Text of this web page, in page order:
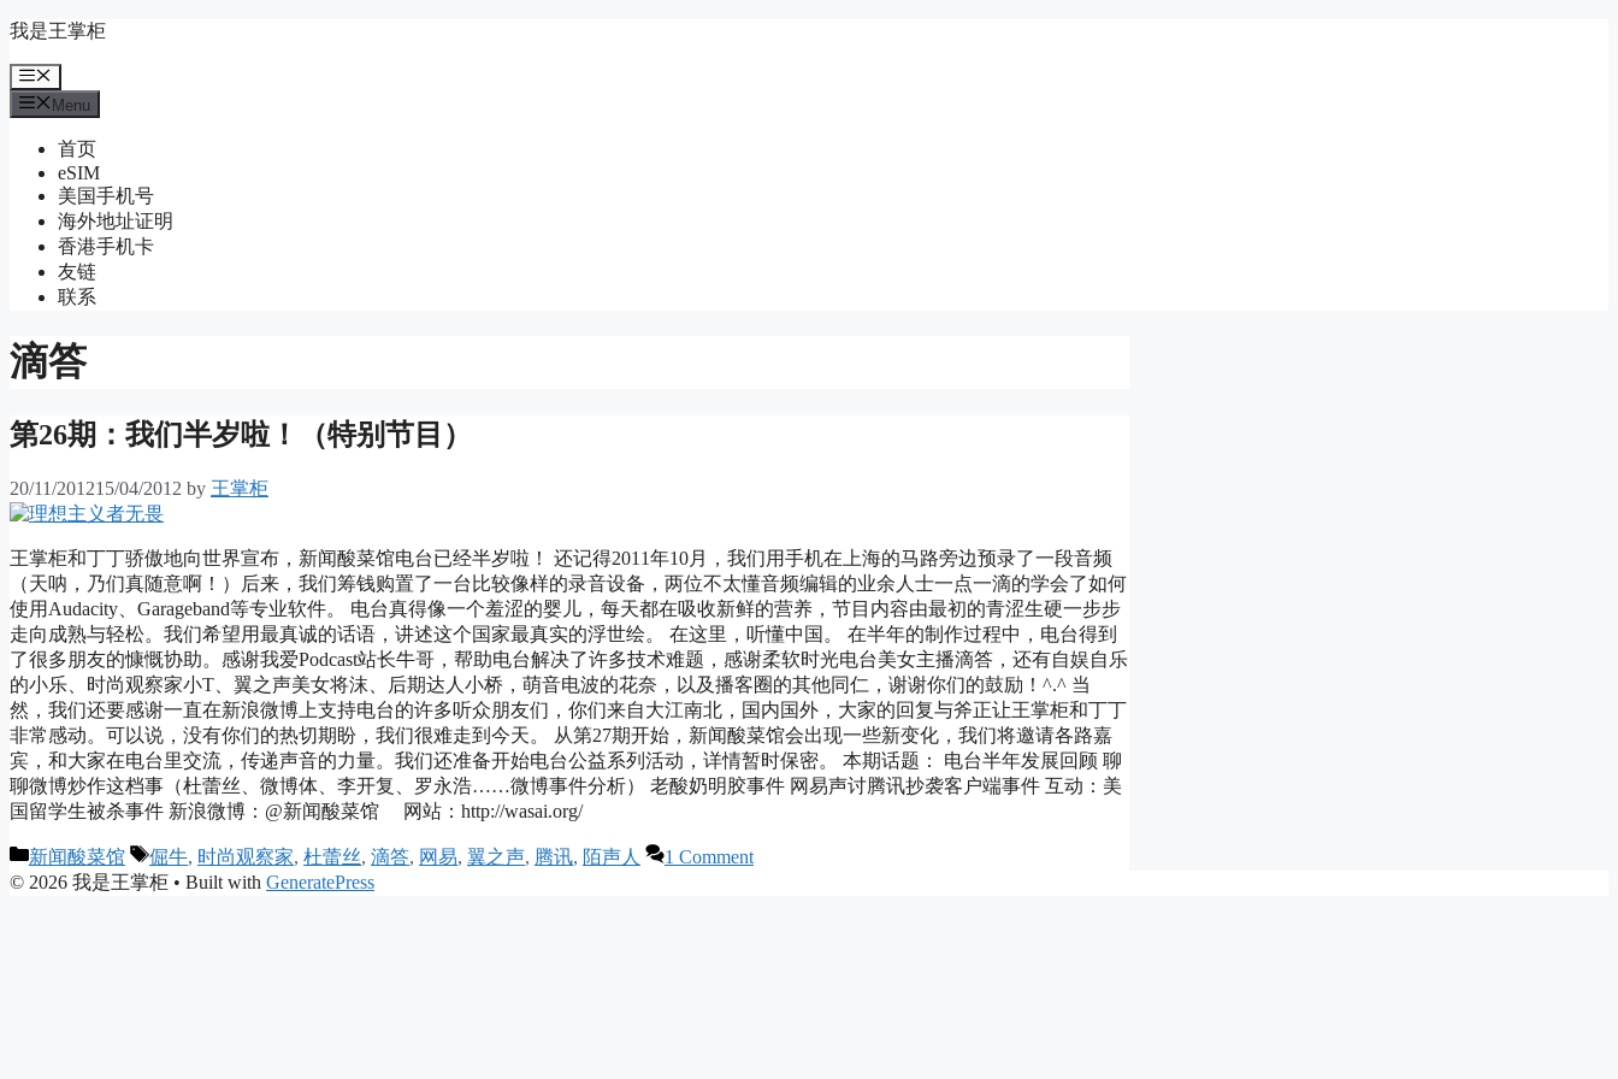
Skip
content
我是王掌柜
Menu
Menu
首页
eSIM
美国手机号
海外地址证明
香港手机卡
友链
联系
滴答
第26期：我们半岁啦！（特别节目）
20/11/201215/04/2012 by 王掌柜
王掌柜和丁丁骄傲地向世界宣布，新闻酸菜馆电台已经半岁啦！ 还记得2011年10月，我们用手机在上海的马路旁边预录了一段音频
（天呐，乃们真随意啊！）后来，我们筹钱购置了一台比较像样的录音设备，两位不太懂音频编辑的业余人士一点一滴的学会了如何
使用Audacity、Garageband等专业软件。 电台真得像一个羞涩的婴儿，每天都在吸收新鲜的营养，节目内容由最初的青涩生硬一步步
走向成熟与轻松。我们希望用最真诚的话语，讲述这个国家最真实的浮世绘。 在这里，听懂中国。 在半年的制作过程中，电台得到
了很多朋友的慷慨协助。感谢我爱Podcast站长牛哥，帮助电台解决了许多技术难题，感谢柔软时光电台美女主播滴答，还有自娱自乐
的小乐、时尚观察家小T、翼之声美女将沫、后期达人小桥，萌音电波的花奈，以及播客圈的其他同仁，谢谢你们的鼓励！^.^ 当
然，我们还要感谢一直在新浪微博上支持电台的许多听众朋友们，你们来自大江南北，国内国外，大家的回复与斧正让王掌柜和丁丁
非常感动。可以说，没有你们的热切期盼，我们很难走到今天。 从第27期开始，新闻酸菜馆会出现一些新变化，我们将邀请各路嘉
宾，和大家在电台里交流，传递声音的力量。我们还准备开始电台公益系列活动，详情暂时保密。 本期话题： 电台半年发展回顾 聊
聊微博炒作这档事（杜蕾丝、微博体、李开复、罗永浩……微博事件分析） 老酸奶明胶事件 网易声讨腾讯抄袭客户端事件 互动：美
国留学生被杀事件 新浪微博：@新闻酸菜馆 网站：http://wasai.org/
Categories
新闻酸菜馆 Tags
倔牛, 时尚观察家, 杜蕾丝, 滴答, 网易, 翼之声, 腾讯, 陌声人
1 Comment
© 2026 我是王掌柜 • Built with GeneratePress